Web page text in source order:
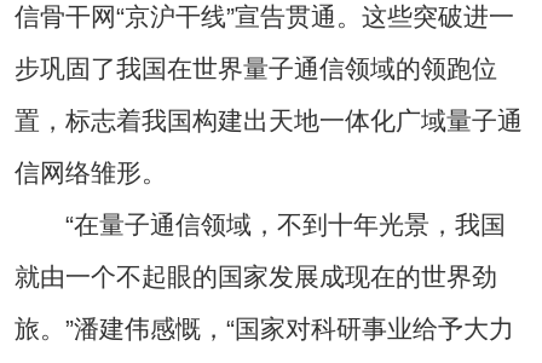
信骨干网“京沪干线”宣告贯通。这些突破进一
步巩固了我国在世界量子通信领域的领跑位
置，标志着我国构建出天地一体化广域量子通
信网络雏形。
“在量子通信领域，不到十年光景，我国
就由一个不起眼的国家发展成现在的世界劲
旅。”潘建伟感慨，“国家对科研事业给予大力